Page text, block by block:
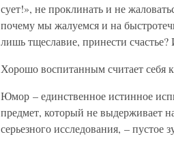
сует!», не проклинать и не
почему мы жалуемся и на
лишь тщеславие, принести
Хорошо воспитанным считает себя
Юмор – единственное истинное
предмет, который не выдерживает
серьезного исследования, – пустое